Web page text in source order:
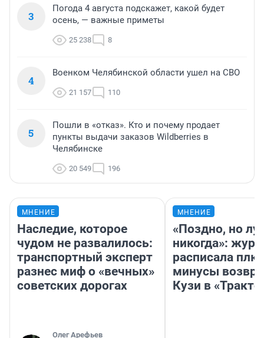
3
Погода 4 августа подскажет, какой будет
осень, — важные приметы
25 238 8
4
Военком Челябинской области ушел на СВО
21 157 110
5
Пошли в «отказ». Кто и почему продает
пункты выдачи заказов Wildberries в
Челябинске
20 549 196
МНЕНИЕ
Наследие, которое
чудом не развалилось:
транспортный эксперт
разнес миф о «вечных»
советских дорогах
Олег Арефьев
МНЕНИЕ
«Поздно, но
никогда»:
расписала
минусы
Кузи в